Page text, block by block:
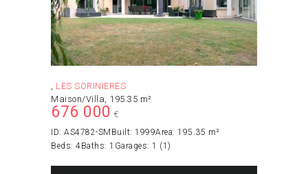
LES SORINIERES
Maison/Villa 195.35 m²
676 000 €
ID: AS4782-SM Built: 1999Area: 195.35 m²
Beds: 4Baths: 1 Garages: 1 (1)